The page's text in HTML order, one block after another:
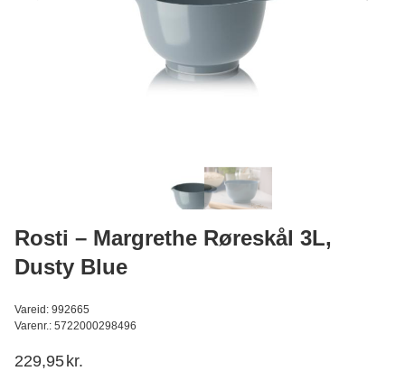
Læg i kurv
Rosti – Margrethe Røreskål 3L,
Dusty Blue
Vareid: 992665
Varenr.: 5722000298496
229,95 kr.